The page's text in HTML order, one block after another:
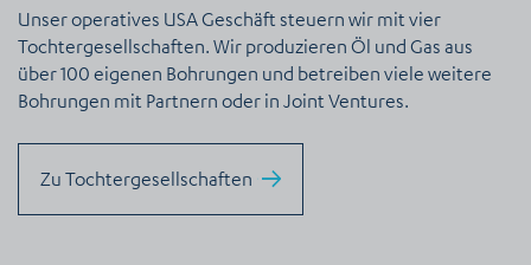
Unser operatives USA Geschäft steuern wir mit vier
Tochtergesellschaften. Wir produzieren Öl und Gas aus
über 100 eigenen Bohrungen und betreiben viele weitere
Bohrungen mit Partnern oder in Joint Ventures.
Zu Tochtergesellschaften